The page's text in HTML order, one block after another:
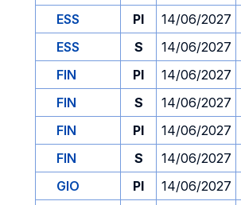
ESS
PI 14/06/2027
ESS
S 14/06/2027
FIN
PI 14/06/2027
FIN
S 14/06/2027
FIN
PI 14/06/2027
FIN
S 14/06/2027
GIO
PI 14/06/2027